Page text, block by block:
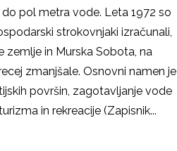
pol metra vode. Leta 1972 so
strokovnjaki izračunali,
in Murska Sobota, na
zmanjšale. Osnovni namen je
površin, zagotavljanje vode
in rekreacije (Zapisnik...